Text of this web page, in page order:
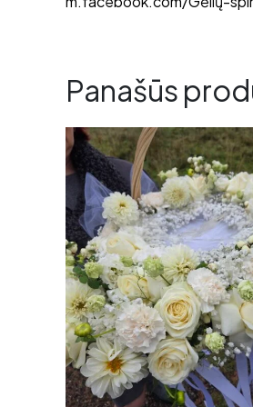
Panašūs